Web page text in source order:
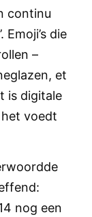
continu
Emoji’s die
–
et
is digitale
voedt
nog een